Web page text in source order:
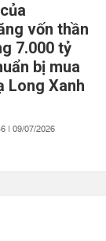
vốn thần
7.000 tỷ
bị mua
Long Xanh
| 09/07/2026